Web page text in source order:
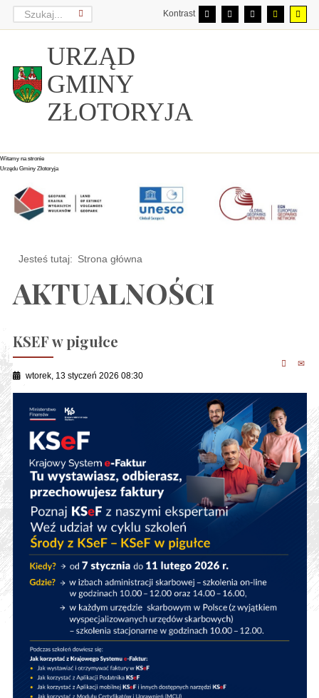
Kontrast
URZĄD
GMINY
ZŁOTORYJA
Witamy na stronie
Urzędu Gminy Złotoryja
Witamy na stronie
Urzędu Gminy Złotoryja
Witamy na stronie
Urzędu Gminy Złotoryja
Jesteś tutaj: Strona główna
AKTUALNOŚCI
KSEF w pigułce
wtorek, 13 styczeń 2026 08:30